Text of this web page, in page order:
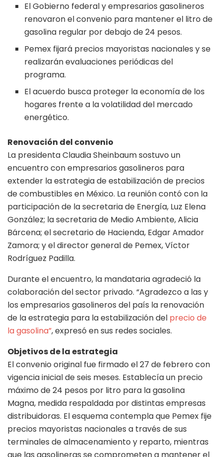
El Gobierno federal y empresarios gasolineros
renovaron el convenio para mantener el litro de
gasolina regular por debajo de 24 pesos.
Pemex fijará precios mayoristas nacionales y se
realizarán evaluaciones periódicas del
programa.
El acuerdo busca proteger la economía de los
hogares frente a la volatilidad del mercado
energético.
Renovación del convenio
La presidenta Claudia Sheinbaum sostuvo un
encuentro con empresarios gasolineros para
extender la estrategia de estabilización de precios
de combustibles en México. La reunión contó con la
participación de la secretaria de Energía, Luz Elena
González; la secretaria de Medio Ambiente, Alicia
Bárcena; el secretario de Hacienda, Edgar Amador
Zamora; y el director general de Pemex, Víctor
Rodríguez Padilla.
Durante el encuentro, la mandataria agradeció la
colaboración del sector privado. “Agradezco a las y
los empresarios gasolineros del país la renovación
de la estrategia para la estabilización del precio de
la gasolina”, expresó en sus redes sociales.
Objetivos de la estrategia
El convenio original fue firmado el 27 de febrero con
vigencia inicial de seis meses. Establecía un precio
máximo de 24 pesos por litro para la gasolina
Magna, medida respaldada por distintas empresas
distribuidoras. El esquema contempla que Pemex fije
precios mayoristas nacionales a través de sus
terminales de almacenamiento y reparto, mientras